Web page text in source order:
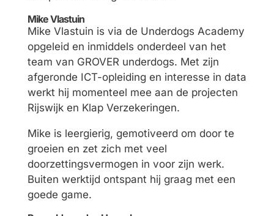
Mike Vlastuin
Mike Vlastuin is via de Underdogs Academy
opgeleid en inmiddels onderdeel van het
team van GROVER underdogs. Met zijn
afgeronde ICT-opleiding en interesse in data
werkt hij momenteel mee aan de projecten
Rijswijk en Klap Verzekeringen.
Mike is leergierig, gemotiveerd om door te
groeien en zet zich met veel
doorzettingsvermogen in voor zijn werk.
Buiten werktijd ontspant hij graag met een
goede game.